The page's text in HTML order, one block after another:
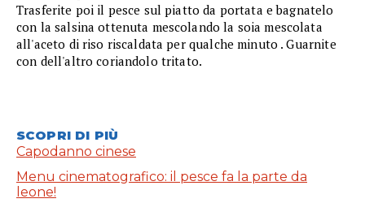
Trasferite poi il pesce sul piatto da portata e bagnatelo
con la salsina ottenuta mescolando la soia mescolata
all'aceto di riso riscaldata per qualche minuto . Guarnite
con dell'altro coriandolo tritato.
SCOPRI DI PIÙ
Capodanno cinese
Menu cinematografico: il pesce fa la parte da
leone!